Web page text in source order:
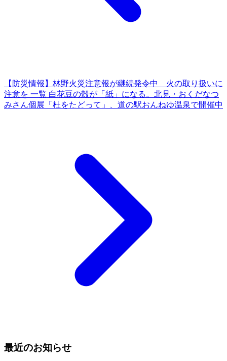
【防災情報】林野火災注意報が継続発令中 火の取り扱いに
注意を 一覧 白花豆の殻が「紙」になる。北見・おくだなつ
みさん個展「杜をたどって」、道の駅おんねゆ温泉で開催中
最近のお知らせ